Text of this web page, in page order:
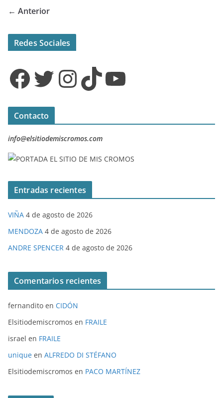
← Anterior
Redes Sociales
Facebook Twitter InstagramTikTok YouTube
Contacto
info@elsitiodemiscromos.com
Entradas recientes
VIÑA 4 de agosto de 2026
MENDOZA 4 de agosto de 2026
ANDRE SPENCER 4 de agosto de 2026
Comentarios recientes
fernandito en CIDÓN
Elsitiodemiscromos en FRAILE
israel en FRAILE
unique en ALFREDO DI STÉFANO
Elsitiodemiscromos en PACO MARTÍNEZ